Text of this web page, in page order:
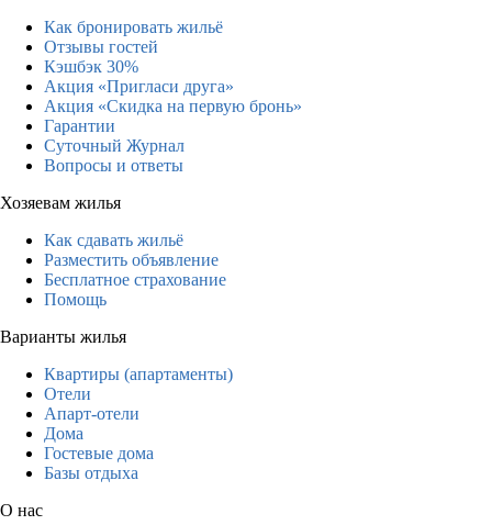
Как бронировать жильё
Отзывы гостей
Кэшбэк 30%
Акция «Пригласи друга»
Акция «Скидка на первую бронь»
Гарантии
Суточный Журнал
Вопросы и ответы
Хозяевам жилья
Как сдавать жильё
Разместить объявление
Бесплатное страхование
Помощь
Варианты жилья
Квартиры (апартаменты)
Отели
Апарт-отели
Дома
Гостевые дома
Базы отдыха
О нас